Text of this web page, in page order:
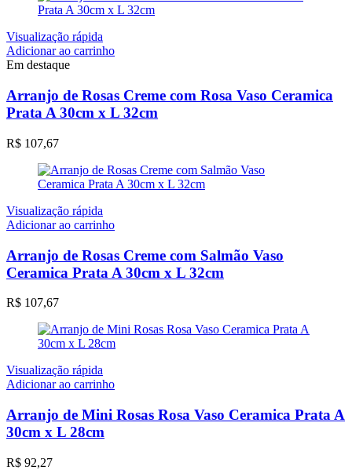
Visualização rápida
Adicionar ao carrinho
Em destaque
Arranjo de Rosas Creme com Rosa Vaso Ceramica
Prata A 30cm x L 32cm
R$ 107,67
Visualização rápida
Adicionar ao carrinho
Arranjo de Rosas Creme com Salmão Vaso
Ceramica Prata A 30cm x L 32cm
R$ 107,67
Visualização rápida
Adicionar ao carrinho
Arranjo de Mini Rosas Rosa Vaso Ceramica Prata A
30cm x L 28cm
R$ 92,27